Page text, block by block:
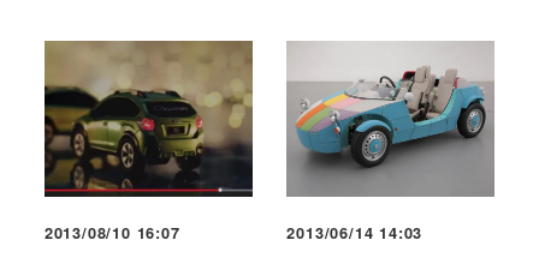
2013/08/10 16:07 2013/06/14 14:03